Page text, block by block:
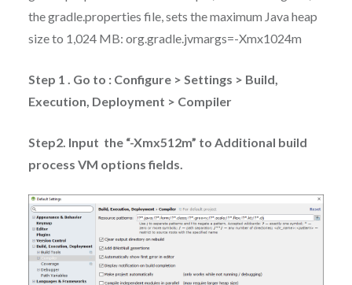
the gradle.properties file, sets the maximum Java heap
size to 1,024 MB: org.gradle.jvmargs=-Xmx1024m
Step 1 . Go to : Configure > Settings > Build,
Execution, Deployment > Compiler
Step2. Input the “-Xmx512m” to Additional build
process VM options fields.